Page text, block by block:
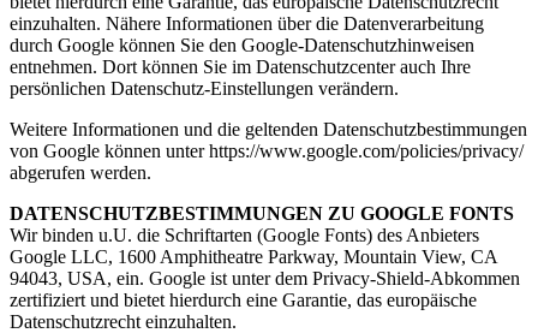
einzuhalten. Nähere Informationen über die Datenverarbeitung
durch Google können Sie den Google-Datenschutzhinweisen
entnehmen. Dort können Sie im Datenschutzcenter auch Ihre
persönlichen Datenschutz-Einstellungen verändern.
Weitere Informationen und die geltenden Datenschutzbestimmungen
von Google können unter https://www.google.com/policies/privacy/
abgerufen werden.
DATENSCHUTZBESTIMMUNGEN ZU GOOGLE FONTS
Wir binden u.U. die Schriftarten (Google Fonts) des Anbieters
Google LLC, 1600 Amphitheatre Parkway, Mountain View, CA
94043, USA, ein. Google ist unter dem Privacy-Shield-Abkommen
zertifiziert und bietet hierdurch eine Garantie, das europäische
Datenschutzrecht einzuhalten.